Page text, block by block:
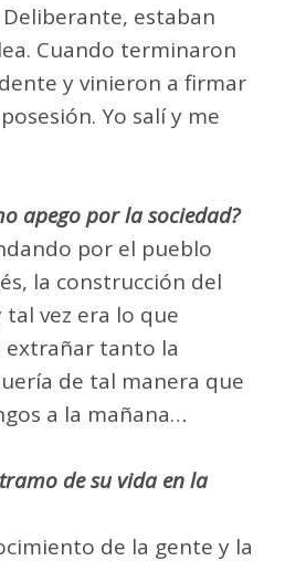
estaban
Cuando terminaron
y vinieron a firmar
Yo salí y me
apego por la sociedad?
por el pueblo
la construcción del
vez era lo que
extrañar tanto la
de tal manera que
a la mañana…
de su vida en la
de la gente y la